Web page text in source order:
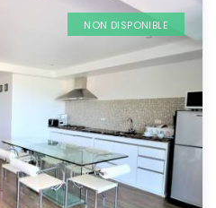
NON DISPONIBLE